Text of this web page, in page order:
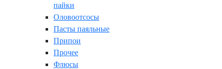
пайки
Оловоотсосы
Пасты паяльные
Припои
Прочее
Флюсы